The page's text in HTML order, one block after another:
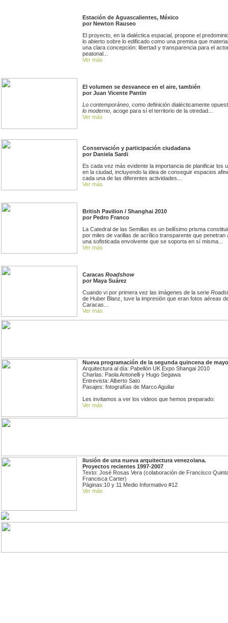
Estación de Aguascalientes, México
por Newton Rauseo
El proyecto, en la dialéctica espacial, propone el
lo abierto sobre lo edificado como una premisa que
una clara concepción: libertad y transparencia para el
peatonal...
Ver más
El volumen se desvanece en el aire, también
por Juan Vicente Pantin
Lo contemporáneo, como definición dialécticamente
lo moderno, acoge para sí el territorio de la otredad...
Ver más
Conservación y participación ciudadana
por Daniela Sardi
Es cada vez más evidente la importancia de planificar los
en la ciudad, incluyendo la idea de conseguir espacios
cada una de las diferentes actividades...
Ver más
British Pavilion / Shanghai 2010
por Pedro Franco
La Catedral de las Semillas es un bellísimo prisma
por miles de varillas de acrílico transparente que penetran
una sofisticada envolvente que se soporta en sí misma...
Ver más
Caracas Roadshow
por Maya Suárez
Cuando vi por primera vez las imágenes de la serie
de Huber Blanz, tuve la impresión que eran fotos aéreas
Caracas...
Ver más
Nueva programación de la segunda quincena de
Arquitectura al día: Pabellón UK Expo Shangai 2010
Charlas: Paola Antonelli y Hugo Segawa
Entrevista: Alberto Sato
Pasajes: fotografías de Marco Aguilar
Les invitamos a ver los videos que hemos preparado:
Ver más
Ilusión de una nueva arquitectura venezolana.
Proyectos recientes 1997-2007
Texto: José Rosas Vera (colaboración de Francisco
Francisca Carter)
Páginas:10 y 11 Medio Informativo #12
Ver más